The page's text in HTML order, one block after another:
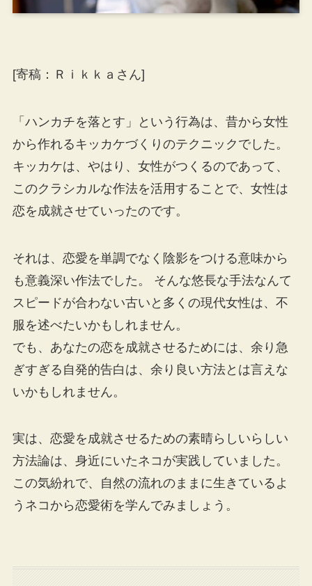
[寄稿：Ｒｉｋｋａさん]
「ハンカチを落とす」という行為は、昔から女性
から作れるキッカケづくりのテクニックでした。
キッカケは、やはり、女性がつくるのであって、
このクラシカルな作法を活用することで、女性は
恋を成就させていったのです。
それは、恋愛を単調でなく陰影をつける意味から
も意義深い作法でした。 そんな悠長な手法なんて
スピードが合わない古いと多くの現代女性は、不
服を述べたいかもしれません。
でも、あなたの恋を成就させるためには、余り急
ぎすぎる自発的告白は、余り良い方法とは言えな
いかもしれません。
実は、恋愛を成就させるための素晴らしいらしい
方法論は、身近にいたネコが実践していました。
この気紛れで、自然の流れのままに生きているよ
うネコから恋愛術を学んでみましょう。